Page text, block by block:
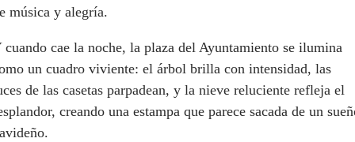
música y alegría.
cuando cae la noche, la plaza del Ayuntamiento se ilumina
un cuadro viviente: el árbol brilla con intensidad, las
de las casetas parpadean, y la nieve reluciente refleja el
creando una estampa que parece sacada de un